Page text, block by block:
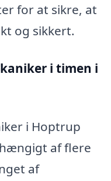
for at sikre, at
og sikkert.
i timen i
i Hoptrup
af flere
af